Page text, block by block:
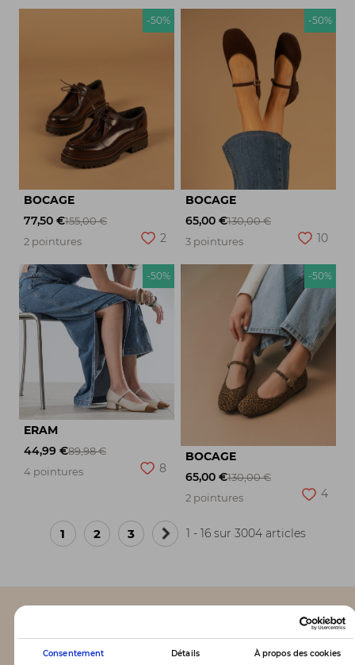
Consentement Détails À propos des cookies
-50%
BOCAGE
77,50 €155,00 €
2 pointures
2
-50%
BOCAGE
65,00 €130,00 €
3 pointures
10
-50%
ERAM
44,99 €89,98 €
4 pointures
8
-50%
BOCAGE
65,00 €130,00 €
2 pointures
4
1 2 3
Page
1 - 16 sur 3004 articles
CLAQUETTES MARKET